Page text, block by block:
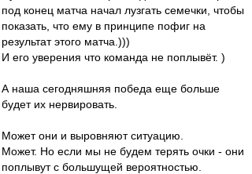
под конец матча начал лузгать семечки, чтобы
показать, что ему в принципе пофиг на
результат этого матча.)))
И его уверения что команда не поплывёт. )
А наша сегодняшняя победа еще больше
будет их нервировать.
Может они и выровняют ситуацию.
Может. Но если мы не будем терять очки - они
поплывут с большущей вероятностью.